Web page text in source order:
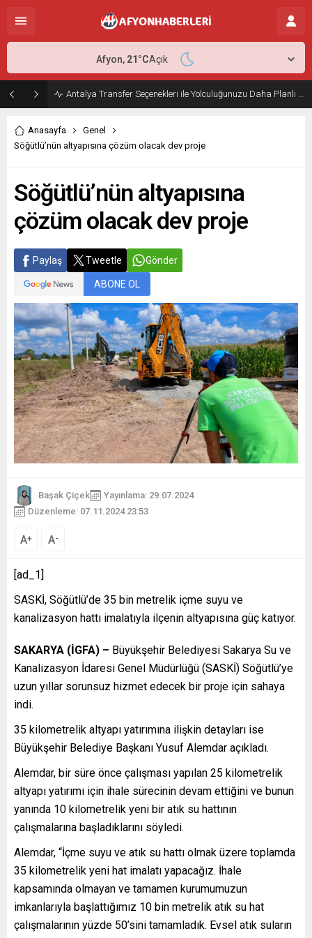
Antalya Transfer Seçenekleri ile Yolculuğunuzu Daha Planlı Hale Getirin
Afyon, 21°CAçık
Anasayfa
Genel
Söğütlü’nün altyapısına çözüm olacak dev proje
Söğütlü’nün altyapısına
çözüm olacak dev proje
Paylaş Tweetle Gönder
ABONE OL
Başak Çiçek
Yayınlama: 29.07.2024
Düzenleme: 07.11.2024 23:53
A+ A-
[ad_1]
SASKİ, Söğütlü’de 35 bin metrelik içme suyu ve
kanalizasyon hattı imalatıyla ilçenin altyapısına güç katıyor.
SAKARYA (İGFA) – Büyükşehir Belediyesi Sakarya Su ve
Kanalizasyon İdaresi Genel Müdürlüğü (SASKİ) Söğütlü’ye
uzun yıllar sorunsuz hizmet edecek bir proje için sahaya
indi.
35 kilometrelik altyapı yatırımına ilişkin detayları ise
Büyükşehir Belediye Başkanı Yusuf Alemdar açıkladı.
Alemdar, bir süre önce çalışması yapılan 25 kilometrelik
altyapı yatırımı için ihale sürecinin devam ettiğini ve bunun
yanında 10 kilometrelik yeni bir atık su hattının
çalışmalarına başladıklarını söyledi.
Alemdar, “İçme suyu ve atık su hattı olmak üzere toplamda
35 kilometrelik yeni hat imalatı yapacağız. İhale
kapsamında olmayan ve tamamen kurumumuzun
imkanlarıyla başlattığımız 10 bin metrelik atık su hat
çalışmalarının yüzde 50’sini tamamladık. Evsel atık suların